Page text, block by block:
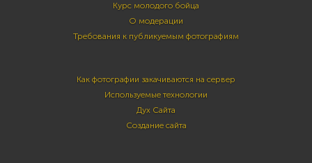
Курс молодого бойца
О модерации
Требования к публикуемым фотографиям
Как фотографии закачиваются на сервер
Используемые технологии
Дух Сайта
Создание сайта